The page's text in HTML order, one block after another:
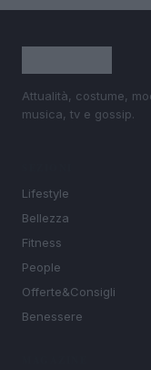
Attualità, costume,
musica, tv e gossip.
Lifestyle
Bellezza
Fitness
People
Offerte&Consigli
Benessere